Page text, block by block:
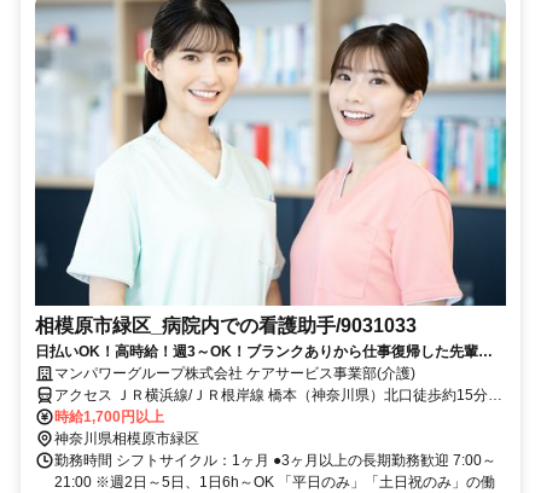
相模原市緑区_病院内での看護助手/9031033
日払いOK！高時給！週3～OK！ブランクありから仕事復帰した先輩や
ミドル世代も多数活躍中♪
マンパワーグループ株式会社 ケアサービス事業部(介護)
アクセス ＪＲ横浜線/ＪＲ根岸線 橋本（神奈川県）北口徒歩約15分、
ＪＲ相模線 橋本（神奈川県）北口徒歩約15分、京王相模原線 橋本
（神奈川県）北口徒歩約15分 車・バイク通勤OK（派遣先による）
時給1,700円以上
神奈川県相模原市緑区
勤務時間 シフトサイクル：1ヶ月 ●3ヶ月以上の長期勤務歓迎 7:00～
21:00 ※週2日～5日、1日6h～OK 「平日のみ」「土日祝のみ」の働